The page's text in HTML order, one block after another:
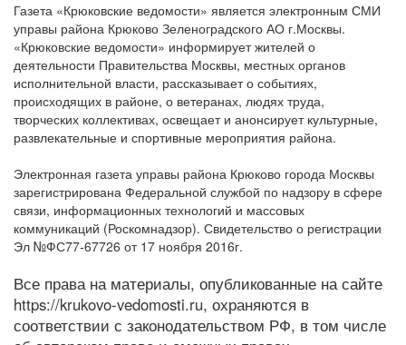
Газета «Крюковские ведомости» является электронным СМИ
управы района Крюково Зеленоградского АО г.Москвы.
«Крюковские ведомости» информирует жителей о
деятельности Правительства Москвы, местных органов
исполнительной власти, рассказывает о событиях,
происходящих в районе, о ветеранах, людях труда,
творческих коллективах, освещает и анонсирует культурные,
развлекательные и спортивные мероприятия района.
Электронная газета управы района Крюково города Москвы
зарегистрирована Федеральной службой по надзору в сфере
связи, информационных технологий и массовых
коммуникаций (Роскомнадзор). Свидетельство о регистрации
Эл №ФС77-67726 от 17 ноября 2016г.
Все права на материалы, опубликованные на сайте
https://krukovo-vedomosti.ru, охраняются в
соответствии с законодательством РФ, в том числе